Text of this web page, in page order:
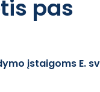
pas
įstaigoms E.